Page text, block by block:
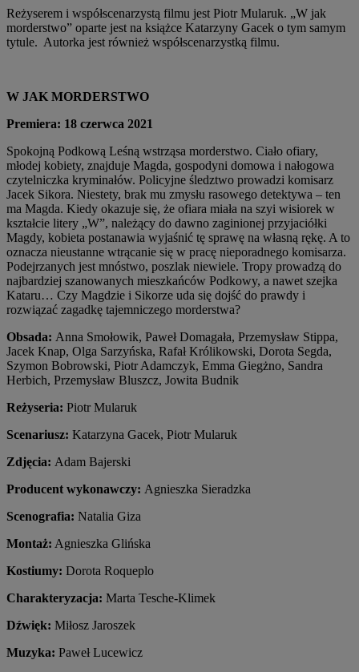
Reżyserem i współscenarzystą filmu jest Piotr Mularuk. „W jak
morderstwo” oparte jest na książce Katarzyny Gacek o tym samym
tytule. Autorka jest również współscenarzystką filmu.
W JAK MORDERSTWO
Premiera: 18 czerwca 2021
Spokojną Podkową Leśną wstrząsa morderstwo. Ciało ofiary,
młodej kobiety, znajduje Magda, gospodyni domowa i nałogowa
czytelniczka kryminałów. Policyjne śledztwo prowadzi komisarz
Jacek Sikora. Niestety, brak mu zmysłu rasowego detektywa – ten
ma Magda. Kiedy okazuje się, że ofiara miała na szyi wisiorek w
kształcie litery „W”, należący do dawno zaginionej przyjaciółki
Magdy, kobieta postanawia wyjaśnić tę sprawę na własną rękę. A to
oznacza nieustanne wtrącanie się w pracę nieporadnego komisarza.
Podejrzanych jest mnóstwo, poszlak niewiele. Tropy prowadzą do
najbardziej szanowanych mieszkańców Podkowy, a nawet szejka
Kataru… Czy Magdzie i Sikorze uda się dojść do prawdy i
rozwiązać zagadkę tajemniczego morderstwa?
Obsada: Anna Smołowik, Paweł Domagała, Przemysław Stippa,
Jacek Knap, Olga Sarzyńska, Rafał Królikowski, Dorota Segda,
Szymon Bobrowski, Piotr Adamczyk, Emma Giegżno, Sandra
Herbich, Przemysław Bluszcz, Jowita Budnik
Reżyseria: Piotr Mularuk
Scenariusz: Katarzyna Gacek, Piotr Mularuk
Zdjęcia: Adam Bajerski
Producent wykonawczy: Agnieszka Sieradzka
Scenografia: Natalia Giza
Montaż: Agnieszka Glińska
Kostiumy: Dorota Roqueplo
Charakteryzacja: Marta Tesche-Klimek
Dźwięk: Miłosz Jaroszek
Muzyka: Paweł Lucewicz